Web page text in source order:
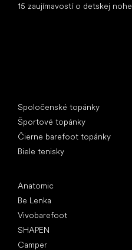
15 zaujímavostí o detskej nohe
Spoločenské topánky
Športové topánky
Čierne barefoot topánky
Biele tenisky
Anatomic
Be Lenka
Vivobarefoot
SHAPEN
Camper